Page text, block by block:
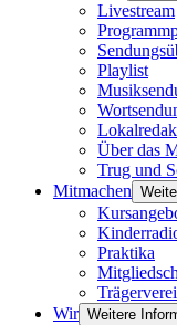
Livestream
Playlist
Über das
Trug und
Mitmachen
Praktika
Wir Weitere